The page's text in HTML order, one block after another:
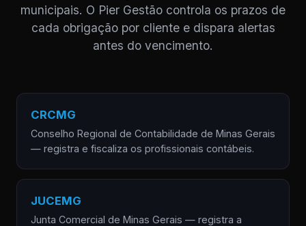
municipais. O Pier Gestão controla os prazos de
cada obrigação por cliente e dispara alertas
antes do vencimento.
CRCMG
Conselho Regional de Contabilidade de Minas Gerais
— registra e fiscaliza os profissionais contábeis.
JUCEMG
Junta Comercial de Minas Gerais — registra a